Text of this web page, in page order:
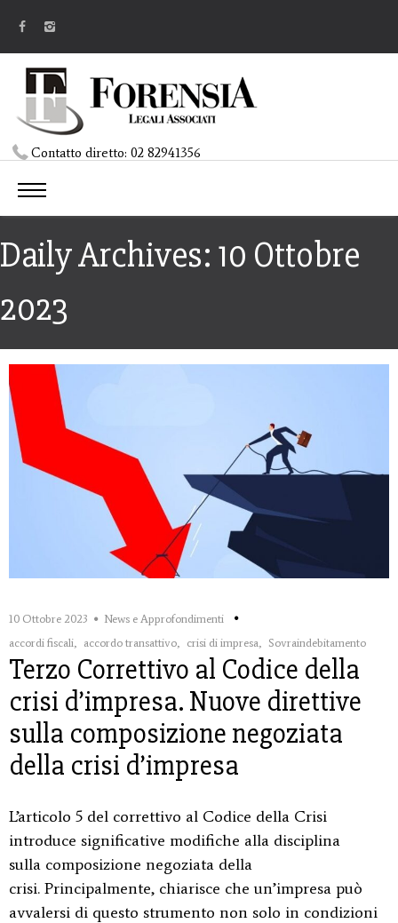
Contatto diretto:02 82941356
Daily Archives: 10 Ottobre
2023
10 Ottobre 2023
News e Approfondimenti
accordi fiscali
accordo transattivo crisi di impresa Sovraindebitamento
Terzo Correttivo al Codice della
crisi d’impresa. Nuove direttive
sulla composizione negoziata
della crisi d’impresa
L’articolo 5 del correttivo al Codice della Crisi
introduce significative modifiche alla disciplina
sulla composizione negoziata della
crisi. Principalmente, chiarisce che un’impresa può
avvalersi di questo strumento non solo in condizioni